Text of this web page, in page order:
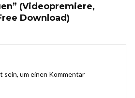
(Videopremiere,
Download)
sein, um einen Kommentar